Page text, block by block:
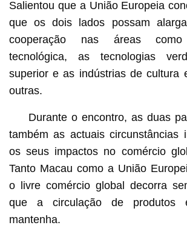
Salientou que a União Europeia
que os dois lados possam
cooperação nas áreas
tecnológica, as tecnologias
superior e as indústrias de cultura
outras.
Durante o encontro, as duas
também as actuais circunstâncias
os seus impactos no comércio
Tanto Macau como a União
o livre comércio global decorra
que a circulação de produtos
mantenha.